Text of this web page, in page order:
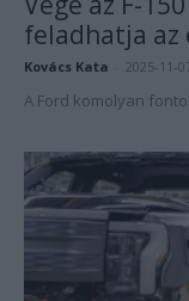
feladhatja az
Kovács Kata 2025-11-
A Ford komolyan